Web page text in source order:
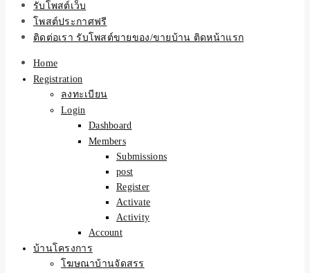
รับโพสต์เว็บ
โพสต์ประกาศฟรี
ติดต่อเรา รับโพสต์ขายของ/ขายบ้าน ติดหน้าแรก
Home
Registration
ลงทะเบียน
Login
Dashboard
Members
Submissions
post
Register
Activate
Activity
Account
บ้านโครงการ
โฆษณาบ้านจัดสรร